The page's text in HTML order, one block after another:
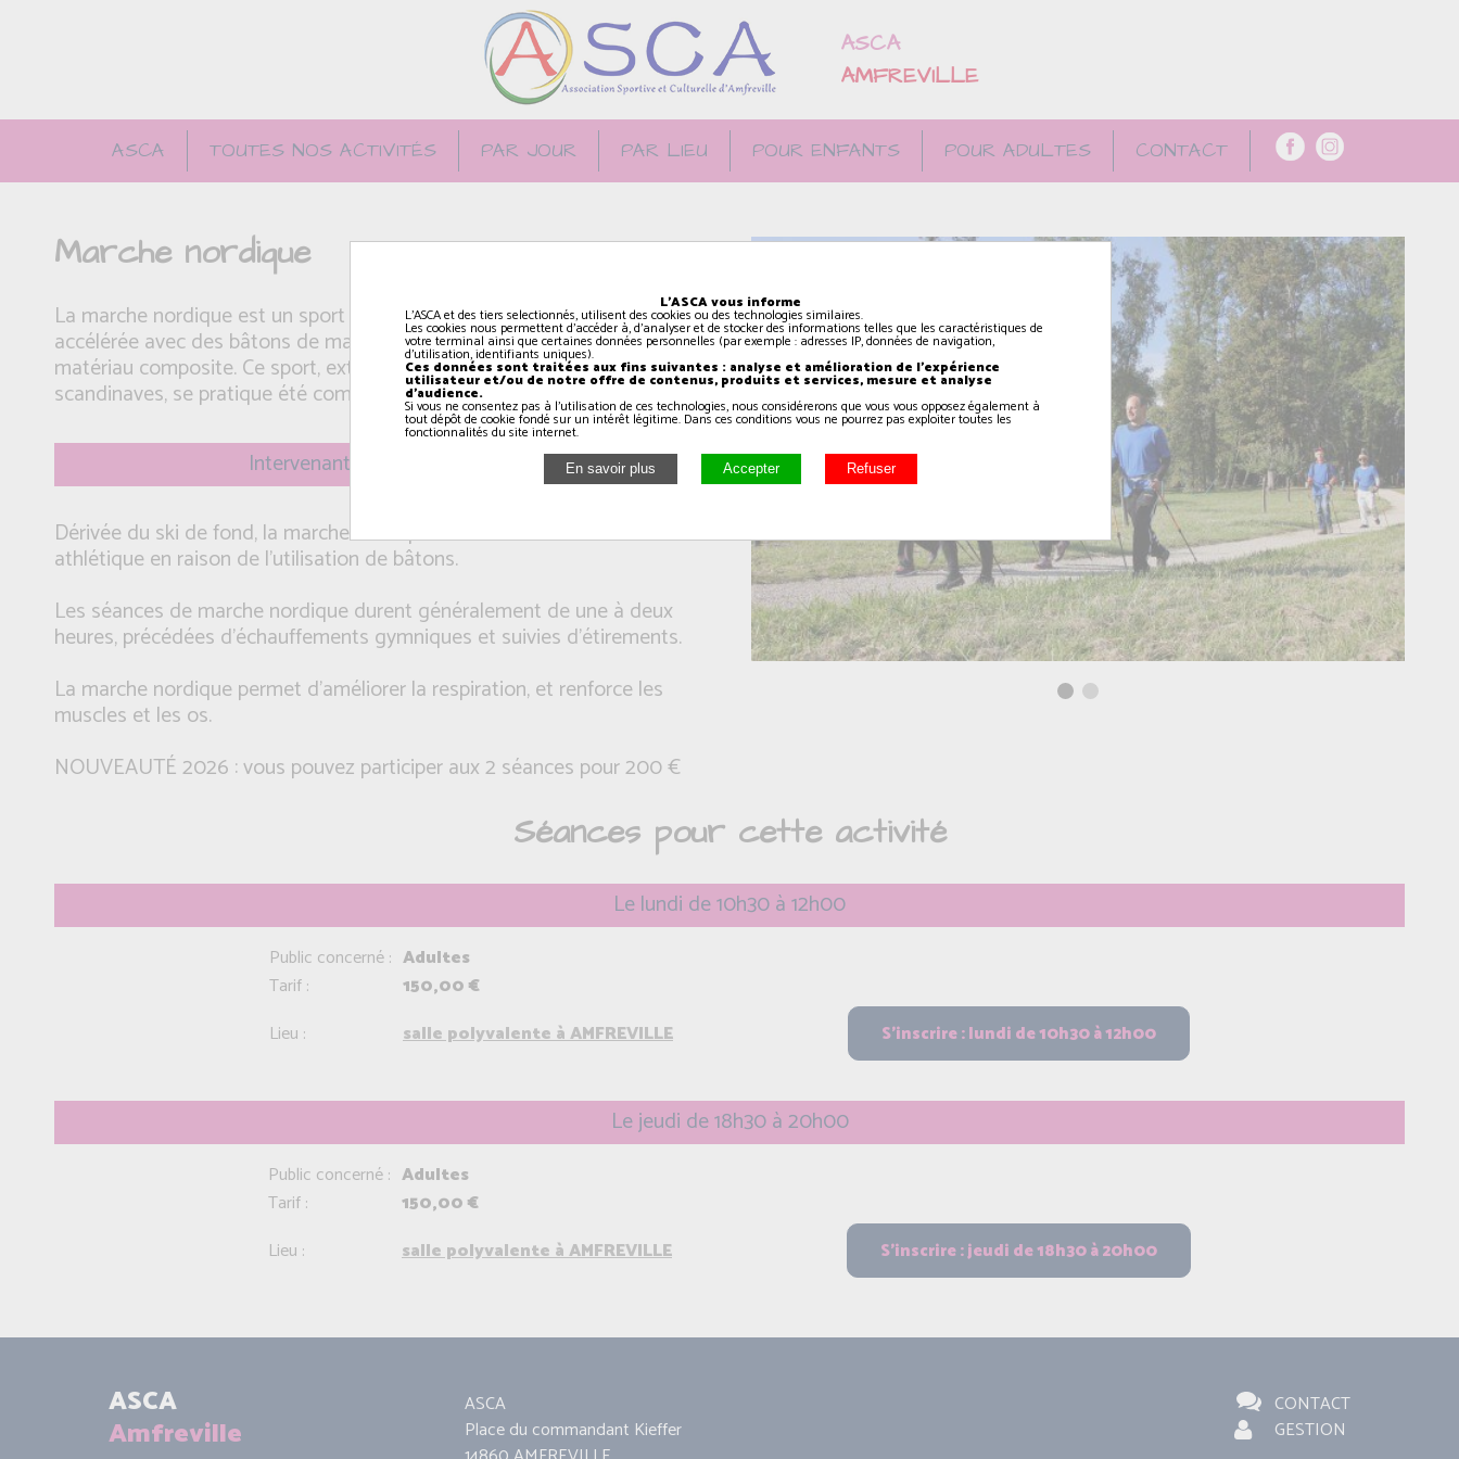
ASCA
AMFREVILLE
ASCA TOUTES NOS ACTIVITÉS PAR JOUR PAR LIEU POUR ENFANTS POUR ADULTES CONTACT
Marche nordique
La marche nordique est un sport de plein air qui consiste en une marche
accélérée avec des bâtons de marche spécifiques, généralement en
matériau composite. Ce sport, extrêmement populaire dans les pays
scandinaves, se pratique été comme hiver.
Intervenant(e): Marie-Christine
Dérivée du ski de fond, la marche nordique est différente de la marche
athlétique en raison de l'utilisation de bâtons.
Les séances de marche nordique durent généralement de une à deux
heures, précédées d'échauffements gymniques et suivies d'étirements.
La marche nordique permet d'améliorer la respiration, et renforce les
muscles et les os.
NOUVEAUTÉ 2026 : vous pouvez participer aux 2 séances pour 200 €
Séances pour cette activité
Le lundi de 10h30 à 12h00
Public concerné : Adultes
Tarif :
150,00 €
Lieu :
salle polyvalente à AMFREVILLE
Le jeudi de 18h30 à 20h00
Public concerné : Adultes
Tarif :
150,00 €
Lieu :
salle polyvalente à AMFREVILLE
ASCA
Amfreville
ASCA
Place du commandant Kieffer
CONTACT
GESTION
L'ASCA vous informe
L'ASCA et des tiers selectionnés, utilisent des cookies ou des technologies similaires.
Les cookies nous permettent d'accéder à, d'analyser et de stocker des informations telles que les caractéristiques de
votre terminal ainsi que certaines données personnelles (par exemple : adresses IP, données de navigation,
d'utilisation, identifiants uniques).
Ces données sont traitées aux fins suivantes : analyse et amélioration de l'expérience
utilisateur et/ou de notre offre de contenus, produits et services, mesure et analyse
d'audience.
Si vous ne consentez pas à l'utilisation de ces technologies, nous considérerons que vous vous opposez également à
tout dépôt de cookie fondé sur un intérêt légitime. Dans ces conditions vous ne pourrez pas exploiter toutes les
fonctionnalités du site internet.